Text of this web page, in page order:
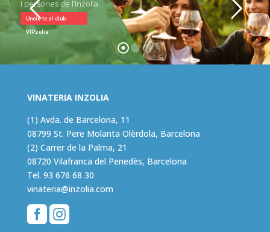
Uneix-te al club
VIPzolia
i persones de l’Inzolia.
VINATERIA INZOLIA
(1) Avda. de Barcelona, 11
08799 St. Pere Molanta Olèrdola, Barcelona
(2) Carrer de la Palma, 21
08720 Vilafranca del Penedès, Barcelona
Tel. 93 676 68 30
vinateria@inzolia.com
